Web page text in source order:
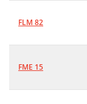
FLM 82
FME 15